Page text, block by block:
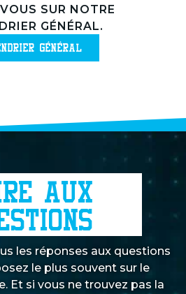
SUR NOTRE
GÉNÉRAL.
GÉNÉRAL
AUX
les réponses aux questions
le plus souvent sur le
Et si vous ne trouvez pas la